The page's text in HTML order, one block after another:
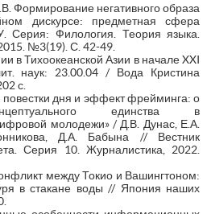
Формирование негативного образа
дискурсе: предметная сфера
Серия: Филология. Теория языка.
№3(19). С. 42-49.
в Тихоокеанской Азии в начале XXI
наук: 23.00.04 / Вода Кристина
с.
повестки дня и эффект фрейминга: о
единства в
молодежи» / Д.В. Дунас, Е.А.
Д.А. Бабына // Вестник
Серия 10. Журналистика, 2022.
между Токио и Вашингтоном:
в стакане воды // Япония наших